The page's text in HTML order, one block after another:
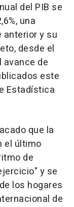
del PIB se
una
y su
desde el
avance de
este
Estadística
que la
el último
de
y se
los hogares
de